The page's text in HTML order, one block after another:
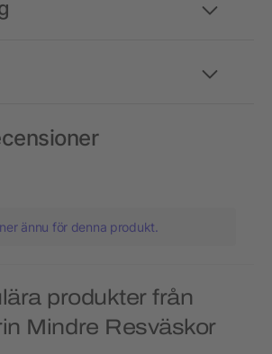
ännu för denna produkt.
produkter från
Mindre Resväskor